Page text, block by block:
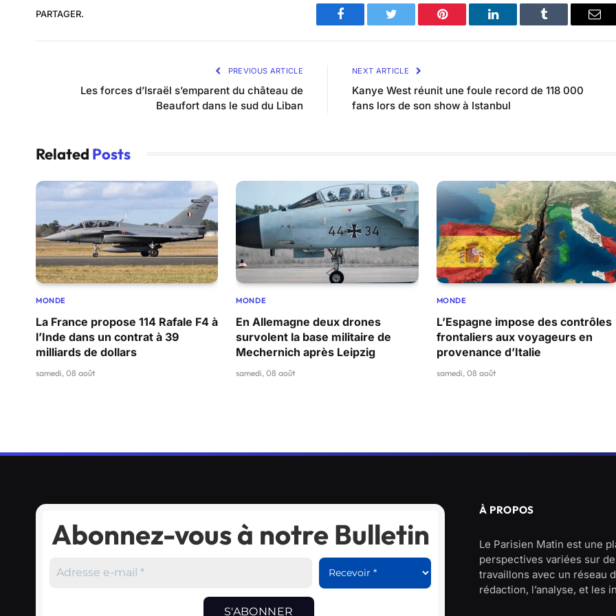
PARTAGER.
Facebook Twitter Pinterest LinkedIn Tumblr
PREVIOUS ARTICLE
Les forces d’Israël s’emparent du château de
Beaufort dans le sud du Liban
NEXT ARTICLE
Kanye West réunit une foule record de 118 000
fans lors de son show à Istanbul
Related Posts
MONDE
La France propose 114 Rafale F4 à
l’Inde dans un contrat à 39
milliards de dollars
samedi, 08 août
MONDE
En Allemagne deux drones
survolent la base militaire de
Mechernich après Leipzig
samedi, 08 août
MONDE
L’Espagne impose des contrôles
frontaliers aux voyageurs en
provenance d’Italie
samedi, 08 août
Abonnez-vous à notre Bulletin
À PROPOS
Le Parisien Matin est une
perspectives variées sur
travaillons avec un réseau
rédaction, l’analyse, et les